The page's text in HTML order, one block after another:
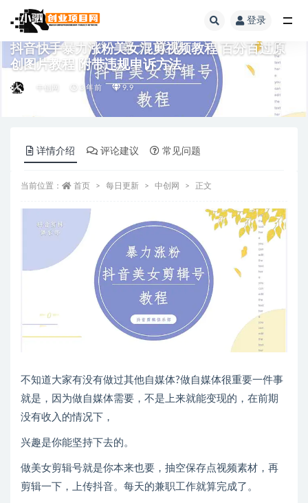
登录
抖音快手暴力涨粉美女混剪视频教程 百分百过原
创图片教程 附带违规申诉方法
中创网 3 年前 9.9
详情介绍 评论建议 常见问题
当前位置： 首页 每日更新 中创网 正文
不知道大家有没有做过其他自媒体?做自媒体很重要一件事
就是，因为做自媒体需要，不是上来就能变现的，在前期
没有收入的情况下，
兴趣是你能坚持下去的。
做美女剪辑号就是你本来也要，抽空保存点视频素材，再
剪辑一下，上传抖音。每天的兼职工作就算完成了。